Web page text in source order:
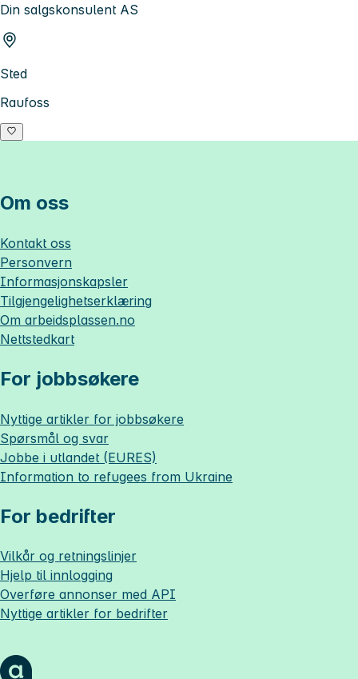
Din salgskonsulent AS
Sted
Raufoss
Om oss
Kontakt oss
Personvern
Informasjonskapsler
Tilgjengelighetserklæring
Om arbeidsplassen.no
Nettstedkart
For jobbsøkere
Nyttige artikler for jobbsøkere
Spørsmål og svar
Jobbe i utlandet (EURES)
Information to refugees from Ukraine
For bedrifter
Vilkår og retningslinjer
Hjelp til innlogging
Overføre annonser med API
Nyttige artikler for bedrifter